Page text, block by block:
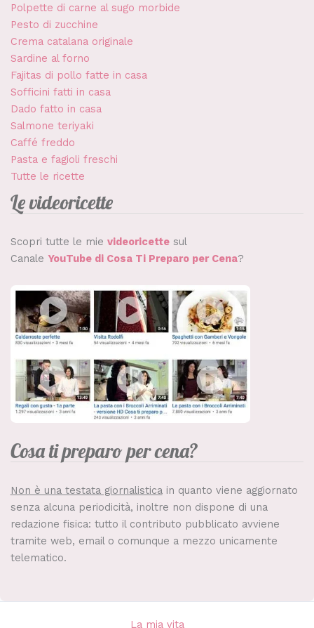
Polpette di carne al sugo morbide
Pesto di zucchine
Crema catalana originale
Sardine al forno
Fajitas di pollo fatte in casa
Sofficini fatti in casa
Dado fatto in casa
Salmone teriyaki
Caffé freddo
Pasta e fagioli freschi
Tutte le ricette
Le videoricette
Scopri tutte le mie videoricettesul
Canale YouTube di Cosa Ti Preparo per Cena?
Cosa ti preparo per cena?
Non è una testata giornalisticain quanto viene aggiornato
senza alcuna periodicità, inoltre non dispone di una
redazione fisica: tutto il contributo pubblicato avviene
tramite web, email o comunque a mezzo unicamente
telematico.
La mia vita